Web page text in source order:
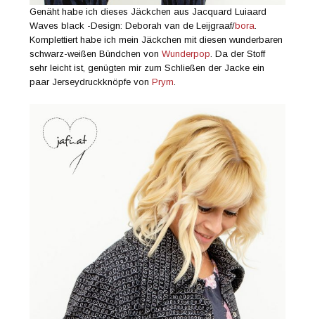
Genäht habe ich dieses Jäckchen aus Jacquard Luiaard
Waves black -Design: Deborah van de Leijgraaf/bora.
Komplettiert habe ich mein Jäckchen mit diesen wunderbaren
schwarz-weißen Bündchen vonWunderpop. Da der Stoff
sehr leicht ist, genügten mir zum Schließen der Jacke ein
paar Jerseydruckknöpfe vonPrym.